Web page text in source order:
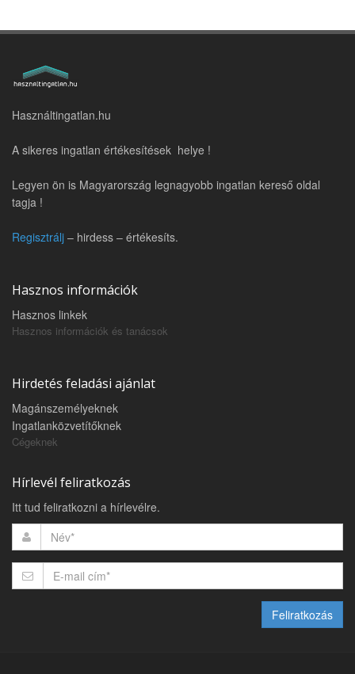
Használtingatlan.hu
A sikeres ingatlan értékesítések helye !
Legyen ön is Magyarország legnagyobb ingatlan kereső oldal
tagja !
Regisztrálj – hirdess – értékesíts.
Hasznos információk
Hasznos linkek
Hasznos információk és tanácsok
Hirdetés feladási ajánlat
Magánszemélyeknek
Ingatlanközvetítőknek
Cégeknek
Hírlevél feliratkozás
Itt tud feliratkozni a hírlevélre.
Feliratkozás